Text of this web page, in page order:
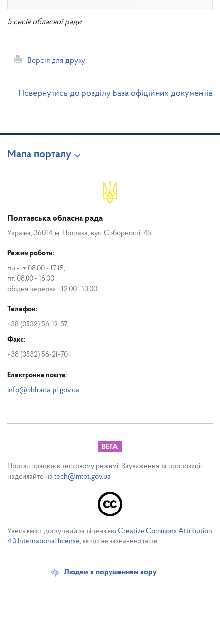
5 сесія обласної ради
Версія для друку
Повернутись до розділу База офіційних документів
Мапа порталу
Полтавська обласна рада
Україна, 36014, м. Полтава, вул. Соборності, 45
Режим роботи:
пн.-чт. 08.00 - 17.15,
пт. 08.00 - 16.00
обідня перерва - 12.00 - 13.00
Телефон:
+38 (0532) 56-19-57
Факс:
+38 (0532) 56-21-70
Електронна пошта:
info@oblrada-pl.gov.ua
Портал працює в тестовому режимі. Зауваження та пропозиції
надсилайте на tech@mtot.gov.ua
Увесь вміст доступний за ліцензією Creative Commons Attribution
4.0 International license, якщо не зазначено інше
Людям з порушенням зору